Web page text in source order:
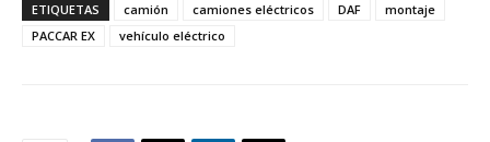
ETIQUETAS camión camiones eléctricos DAF
montaje
PACCAR EX
vehículo eléctrico